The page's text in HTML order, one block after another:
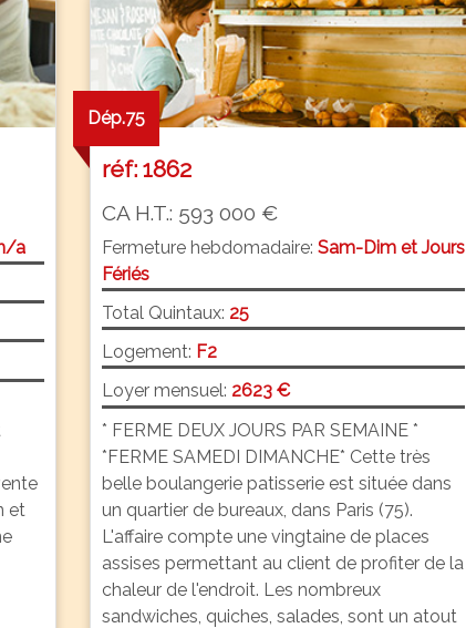
a
et
Dép.75
réf: 1862
CA H.T.: 593 000 €
Fermeture hebdomadaire: Sam-Dim et Jours
Fériés
Total Quintaux: 25
Logement: F2
Loyer mensuel: 2623 €
* FERME DEUX JOURS PAR SEMAINE *
*FERME SAMEDI DIMANCHE* Cette très
belle boulangerie patisserie est située dans
un quartier de bureaux, dans Paris (75).
L'affaire compte une vingtaine de places
assises permettant au client de profiter de la
chaleur de l'endroit. Les nombreux
sandwiches, quiches, salades, sont un atout